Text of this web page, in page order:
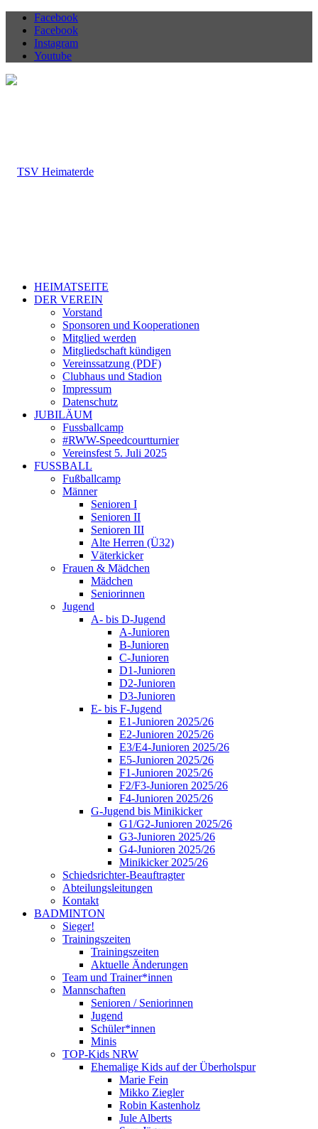
Facebook
Facebook
Instagram
Youtube
HEIMATSEITE
DER VEREIN
Vorstand
Sponsoren und Kooperationen
Mitglied werden
Mitgliedschaft kündigen
Vereinssatzung (PDF)
Clubhaus und Stadion
Impressum
Datenschutz
JUBILÄUM
Fussballcamp
#RWW-Speedcourtturnier
Vereinsfest 5. Juli 2025
FUSSBALL
Fußballcamp
Männer
Senioren I
Senioren II
Senioren III
Alte Herren (Ü32)
Väterkicker
Frauen & Mädchen
Mädchen
Seniorinnen
Jugend
A- bis D-Jugend
A-Junioren
B-Junioren
C-Junioren
D1-Junioren
D2-Junioren
D3-Junioren
E- bis F-Jugend
E1-Junioren 2025/26
E2-Junioren 2025/26
E3/E4-Junioren 2025/26
E5-Junioren 2025/26
F1-Junioren 2025/26
F2/F3-Junioren 2025/26
F4-Junioren 2025/26
G-Jugend bis Minikicker
G1/G2-Junioren 2025/26
G3-Junioren 2025/26
G4-Junioren 2025/26
Minikicker 2025/26
Schiedsrichter-Beauftragter
Abteilungsleitungen
Kontakt
BADMINTON
Sieger!
Trainingszeiten
Trainingszeiten
Aktuelle Änderungen
Team und Trainer*innen
Mannschaften
Senioren / Seniorinnen
Jugend
Schüler*innen
Minis
TOP-Kids NRW
Ehemalige Kids auf der Überholspur
Marie Fein
Mikko Ziegler
Robin Kastenholz
Jule Alberts